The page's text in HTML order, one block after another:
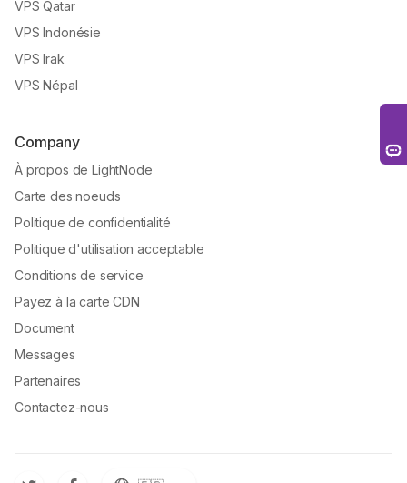
VPS Qatar
VPS Indonésie
VPS Irak
VPS Népal
Company
À propos de LightNode
Carte des noeuds
Politique de confidentialité
Politique d'utilisation acceptable
Conditions de service
Payez à la carte CDN
Document
Messages
Partenaires
Contactez-nous